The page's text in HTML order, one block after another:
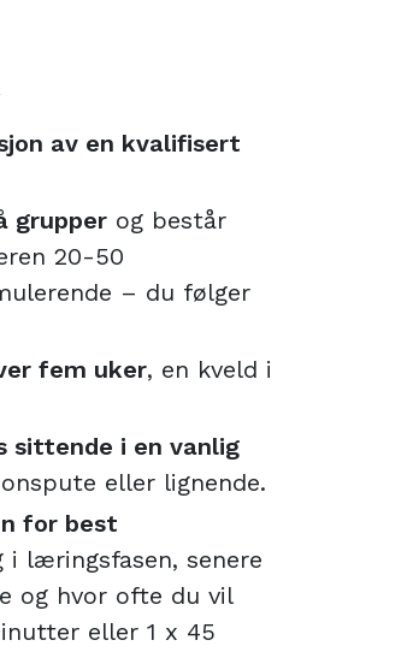
av en kvalifisert
grupper og består
20-50
– du følger
fem uker, en kveld i
sittende i en vanlig
eller lignende.
for best
læringsfasen, senere
og hvor ofte du vil
eller 1 x 45